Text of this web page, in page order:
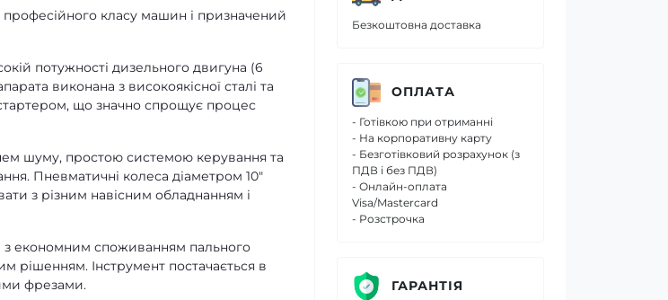
класу машин і призначений
потужності дизельного двигуна (6
виконана з високоякісної сталі та
що значно спрощує процес
шуму, простою системою керування та
Пневматичні колеса діаметром 10"
з різним навісним обладнанням і
з економним споживанням пального
рішенням. Інструмент постачається в
фрезами.
Безкоштовна доставка
ОПЛАТА
- Готівкою при отриманні
- На корпоративну карту
- Безготівковий розрахунок (з
ПДВ і без ПДВ)
- Онлайн-оплата
Visa/Mastercard
- Розстрочка
ГАРАНТІЯ